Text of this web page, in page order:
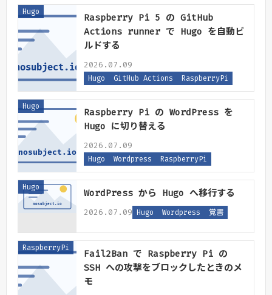
Hugo
Raspberry Pi 5 の GitHub
Actions runner で Hugo を自動ビ
ルドする
2026.07.09
Hugo GitHub Actions RaspberryPi
Hugo
Raspberry Pi の WordPress を
Hugo に切り替える
2026.07.09
Hugo Wordpress RaspberryPi
Hugo WordPress から Hugo へ移行する
2026.07.09 Hugo Wordpress 覚書
RaspberryPi
Fail2Ban で Raspberry Pi の
SSH への攻撃をブロックしたときのメ
モ